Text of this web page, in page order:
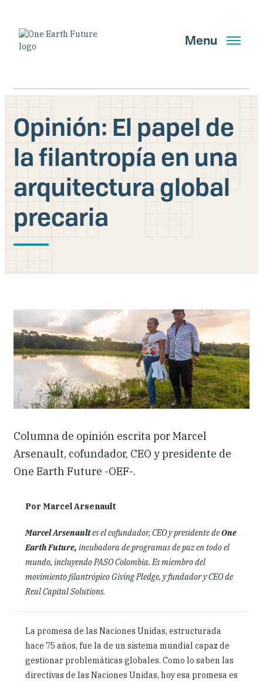
contenido
principal
Menu
Buscar
OBTENER ACTUALIZACIONES
Quiénes somos
Investigación y reportes
Noticias y eventos
Opinión: El papel de
la filantropía en una
arquitectura global
precaria
Columna de opinión escrita por Marcel
Arsenault, cofundador, CEO y presidente de
One Earth Future -OEF-.
Por Marcel Arsenault
Marcel Arsenaultes el cofundador, CEO y presidente deOne
Earth Future, incubadora de programas de paz en todo el
mundo, incluyendo PASO Colombia. Es miembro del
movimiento filantrópico Giving Pledge, y fundador y CEO de
Real Capital Solutions.
La promesa de las Naciones Unidas, estructurada
hace 75 años, fue la de un sistema mundial capaz de
gestionar problemáticas globales. Como lo saben las
directivas de las Naciones Unidas, hoy esa promesa es